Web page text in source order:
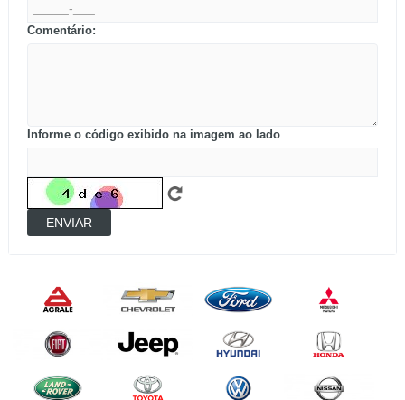
Comentário:
Informe o código exibido na imagem ao lado
ENVIAR